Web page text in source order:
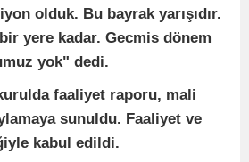
olduk. Bu bayrak yarışıdır.
yere kadar. Gecmis dönem
yok" dedi.
faaliyet raporu, mali
sunuldu. Faaliyet ve
kabul edildi.